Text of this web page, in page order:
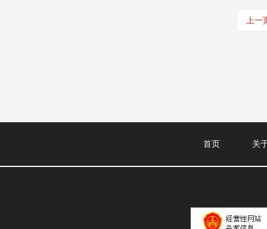
上一
首页 关